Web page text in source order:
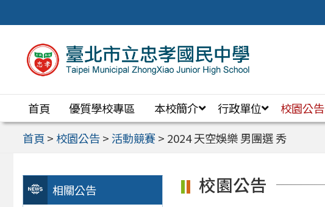
至
區
首頁 優質學校專區 本校簡介 行政單位 校園公告
首頁 > 校園公告>活動競賽 > 2024 天空娛樂 男團選 秀
相關公告 校園公告